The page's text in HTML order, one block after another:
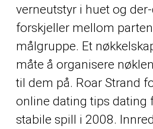
verneutstyr i huet og
forskjeller mellom
målgruppe. Et
måte å organisere
til dem på. Roar Strand
online dating tips dating
stabile spill i 2008.